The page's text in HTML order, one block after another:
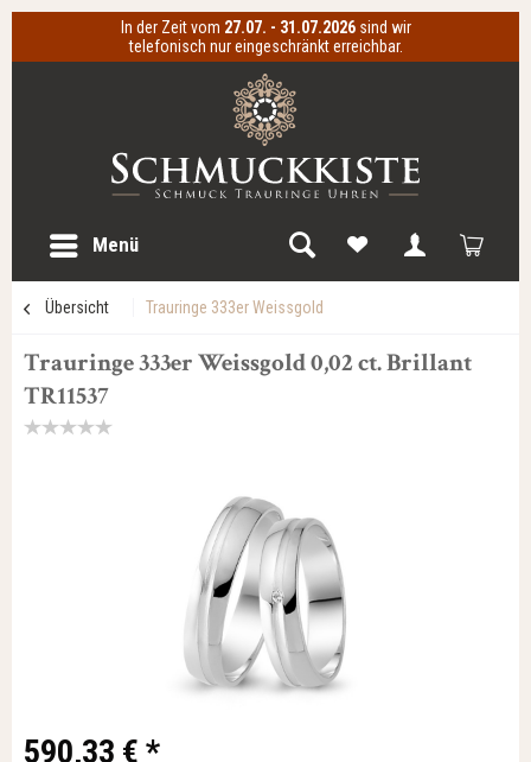
In der Zeit vom 27.07. - 31.07.2026 sind wir
telefonisch nur eingeschränkt erreichbar.
Menü
Übersicht Trauringe 333er Weissgold
Trauringe 333er Weissgold 0,02 ct. Brillant
TR11537
590,33 € *